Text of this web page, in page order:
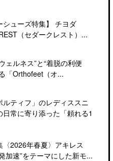
シューズ特集】 チヨダ
（セダークレスト）...
ェルネス”と“着脱の利便
「Orthofeet（オ...
ルティフ」のレディススニ
日常に寄り添った「頼れる1
〈2026年春夏〉アキレス
加速”をテーマにした新モ...